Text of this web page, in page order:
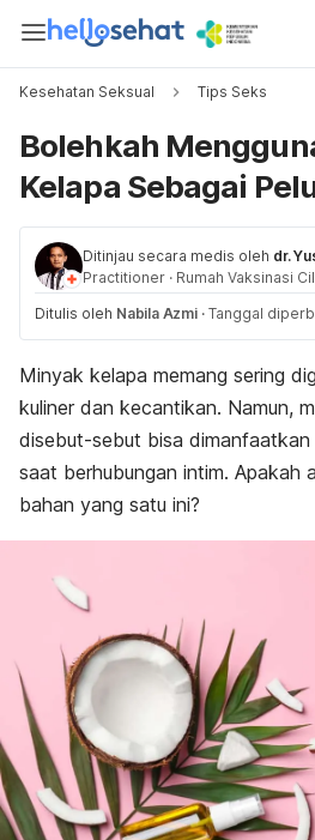
Kesehatan Seksual Tips Seks
Bolehkah
Kelapa Sebagai
Ditinjau secara medis oleh dr.
Practitioner · Rumah Vaksinasi
Ditulis oleh Nabila Azmi · Tanggal
Minyak kelapa memang sering
kuliner dan kecantikan. Namun,
disebut-sebut bisa dimanfaatkan
saat berhubungan intim. Apakah
bahan yang satu ini?